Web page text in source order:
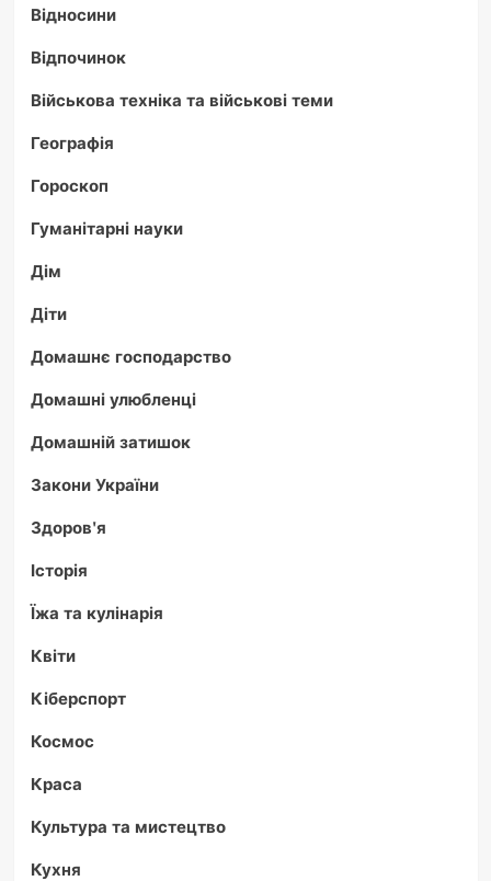
Відносини
Відпочинок
Військова техніка та військові теми
Географія
Гороскоп
Гуманітарні науки
Дім
Діти
Домашнє господарство
Домашні улюбленці
Домашній затишок
Закони України
Здоров'я
Історія
Їжа та кулінарія
Квіти
Кіберспорт
Космос
Краса
Культура та мистецтво
Кухня